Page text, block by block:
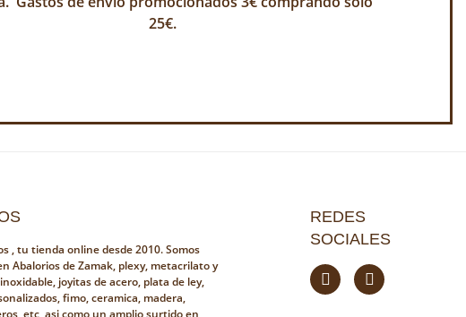
25€.
REDES
SOCIALES
, tu tienda online desde 2010. Somos
Abalorios de Zamak, plexy, metacrilato y
joyitas de acero, plata de ley,
fimo, ceramica, madera,
etc, asi como un amplio surtido en